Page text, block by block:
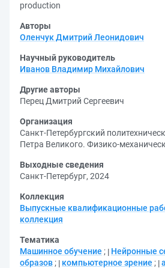
production
Авторы
Оленчук Дмитрий Леонидович
Научный руководитель
Иванов Владимир Михайлович
Другие авторы
Перец Дмитрий Сергеевич
Организация
Санкт-Петербургский
Петра Великого. Физико-
Выходные сведения
Санкт-Петербург, 2024
Коллекция
Выпускные квалификационные
коллекция
Тематика
Машинное обучение ; Нейронные
образов ; компьютерное зрение ;